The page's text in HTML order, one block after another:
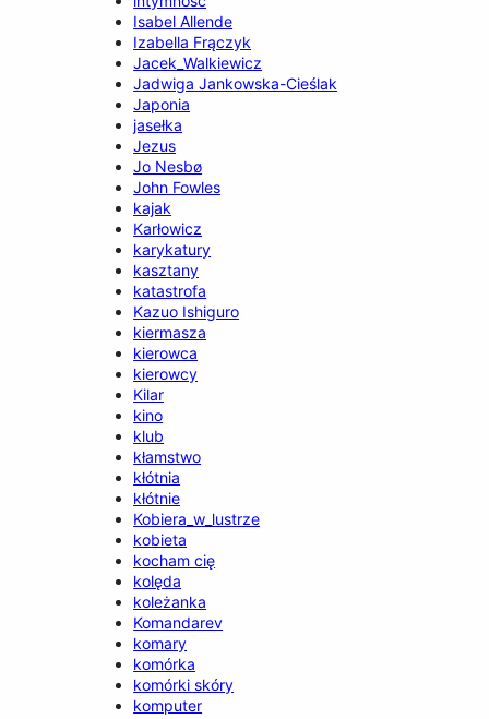
Isabel Allende
Izabella Frączyk
Jacek_Walkiewicz
Jadwiga Jankowska-Cieślak
Japonia
jasełka
Jezus
Jo Nesbø
John Fowles
kajak
Karłowicz
karykatury
kasztany
katastrofa
Kazuo Ishiguro
kiermasza
kierowca
kierowcy
Kilar
kino
klub
kłamstwo
kłótnia
kłótnie
Kobiera_w_lustrze
kobieta
kocham cię
kolęda
koleżanka
Komandarev
komary
komórka
komórki skóry
komputer